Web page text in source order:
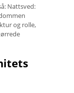
Nattsved:
og rolle,